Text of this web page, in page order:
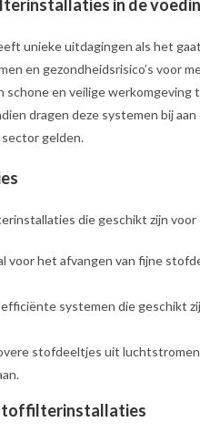
in de
unieke uitdagingen als het
en gezondheidsrisico’s voor
schone en veilige
dragen deze systemen bij
gelden.
die geschikt zijn
voor het afvangen van fijne
systemen die geschikt
stofdeeltjes uit